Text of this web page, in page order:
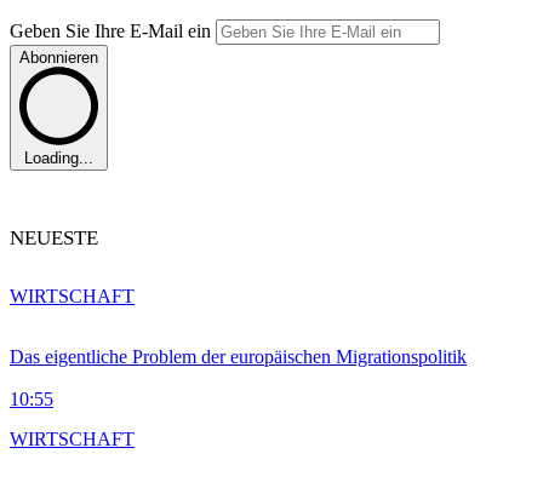
Geben Sie Ihre E-Mail ein
Abonnieren
Loading...
NEUESTE
Das eigentliche Problem der europäischen Migrationspolitik
10:55
WIRTSCHAFT
WIRTSCHAFT